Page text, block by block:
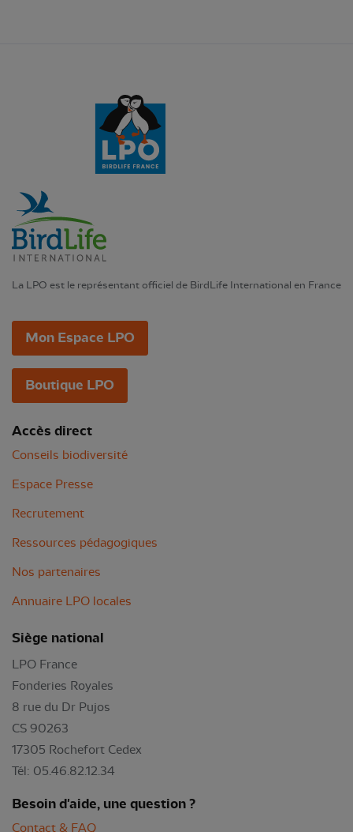
La LPO est le représentant officiel de BirdLife International en France
Mon Espace LPO
Boutique LPO
Accès direct
Conseils biodiversité
Espace Presse
Recrutement
Ressources pédagogiques
Nos partenaires
Annuaire LPO locales
Siège national
LPO France
Fonderies Royales
8 rue du Dr Pujos
CS 90263
17305 Rochefort Cedex
Tél: 05.46.82.12.34
Besoin d'aide, une question ?
Contact & FAQ